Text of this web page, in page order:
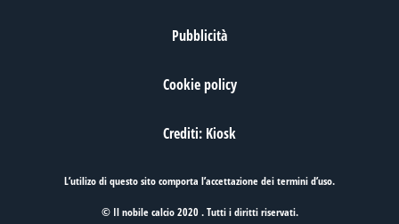
Pubblicità
Cookie policy
Crediti: Kiosk
L’utilizo di questo sito comporta l’accettazione deitermini d’uso.
© Il nobile calcio 2020 . Tutti i diritti riservati.